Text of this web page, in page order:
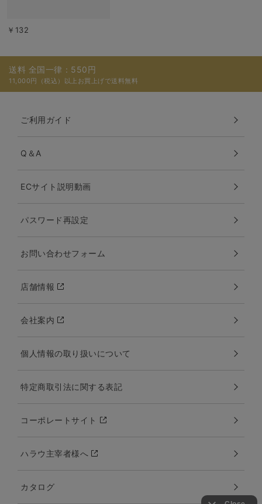
￥132
送料 全国一律：550円
11,000円（税込）以上お買上げで送料無料
ご利用ガイド
Q＆A
ECサイト説明動画
パスワード再設定
お問い合わせフォーム
店舗情報
会社案内
個人情報の取り扱いについて
特定商取引法に関する表記
コーポレートサイト
ハラウ主宰者様へ
カタログ